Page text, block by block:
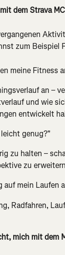
dem Strava
zum Beispiel
meine Fitness
an –
und wie
entwickelt
genug?"
zu halten –
zu
auf mein Laufen
Radfahren,
mich mit dem